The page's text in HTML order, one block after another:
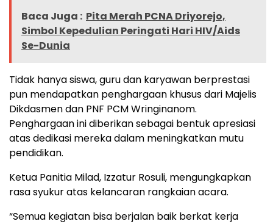
Baca Juga : Pita Merah PCNA Driyorejo,
Simbol Kepedulian Peringati Hari HIV/Aids
Se-Dunia
Tidak hanya siswa, guru dan karyawan berprestasi
pun mendapatkan penghargaan khusus dari Majelis
Dikdasmen dan PNF PCM Wringinanom.
Penghargaan ini diberikan sebagai bentuk apresiasi
atas dedikasi mereka dalam meningkatkan mutu
pendidikan.
Ketua Panitia Milad, Izzatur Rosuli, mengungkapkan
rasa syukur atas kelancaran rangkaian acara.
“Semua kegiatan bisa berjalan baik berkat kerja